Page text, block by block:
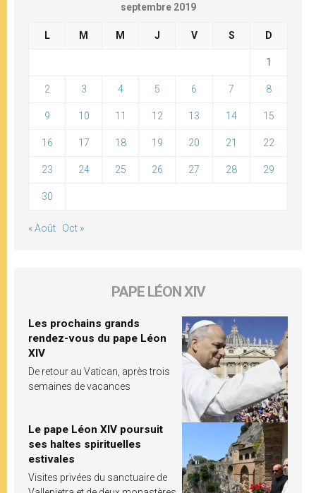
septembre 2019
L M M J V S D
1
2 3 4 5 6 7 8
9 10 11 12 13 14 15
16 17 18 19 20 21 22
23 24 25 26 27 28 29
30
« Août Oct »
PAPE LÉON XIV
Les prochains grands
rendez-vous du pape Léon
XIV
De retour au Vatican, après trois
semaines de vacances
Le pape Léon XIV poursuit
ses haltes spirituelles
estivales
Visites privées du sanctuaire de